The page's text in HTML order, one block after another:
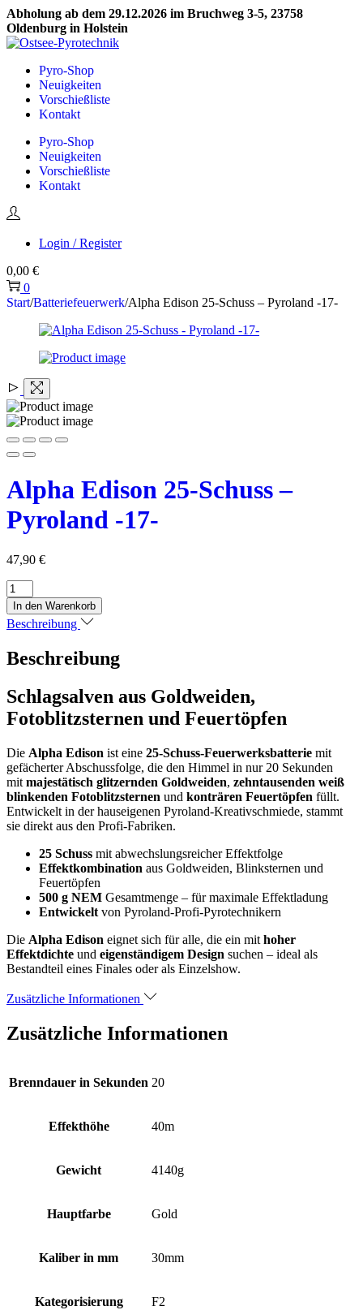
Abholung ab dem 29.12.2026 im Bruchweg 3-5, 23758
Oldenburg in Holstein
Skip
navigation
Skip
contentPyro-Shop
Neuigkeiten
Vorschießliste
Kontakt
Pyro-Shop
Neuigkeiten
Vorschießliste
Kontakt
Login / Register
0,00 €
0
Start/Batteriefeuerwerk/Alpha Edison 25-Schuss – Pyroland -17-
Alpha Edison 25-Schuss –
Pyroland -17-
47,90 €
Alpha
Edison
25-
Schuss
Pyroland
Menge
In den Warenkorb
Beschreibung
Beschreibung
Schlagsalven aus Goldweiden,
Fotoblitzsternen und Feuertöpfen
Die Alpha Edison ist eine 25-Schuss-Feuerwerksbatterie mit
gefächerter Abschussfolge, die den Himmel in nur 20 Sekunden
mit majestätisch glitzernden Goldweiden, zehntausenden weiß
blinkenden Fotoblitzsternen und konträren Feuertöpfen füllt.
Entwickelt in der hauseigenen Pyroland-Kreativschmiede, stammt
sie direkt aus den Profi-Fabriken.
25 Schuss mit abwechslungsreicher Effektfolge
Effektkombination aus Goldweiden, Blinksternen und
Feuertöpfen
500 g NEM Gesamtmenge – für maximale Effektladung
Entwickelt von Pyroland-Profi-Pyrotechnikern
Die Alpha Edison eignet sich für alle, die ein mit hoher
Effektdichte und eigenständigem Design suchen – ideal als
Bestandteil eines Finales oder als Einzelshow.
Zusätzliche Informationen
Zusätzliche Informationen
Brenndauer in Sekunden 20
Effekthöhe 40m
Gewicht 4140g
Hauptfarbe Gold
Kaliber in mm 30mm
Kategorisierung F2